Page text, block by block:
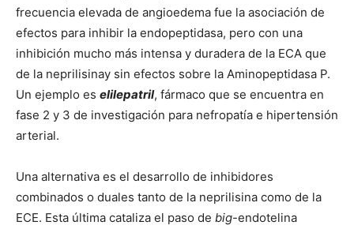
frecuencia elevada de angioedema fue la asociación de
efectos para inhibir la endopeptidasa, pero con una
inhibición mucho más intensa y duradera de la ECA que
de la neprilisinay sin efectos sobre la Aminopeptidasa P.
Un ejemplo es elilepatril, fármaco que se encuentra en
fase 2 y 3 de investigación para nefropatía e hipertensión
arterial.
Una alternativa es el desarrollo de inhibidores
combinados o duales tanto de la neprilisina como de la
ECE. Esta última cataliza el paso de big-endotelina